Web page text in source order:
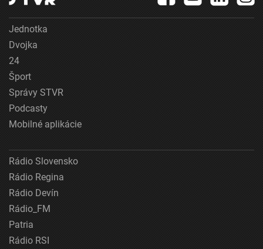
Jednotka
Dvojka
24
Šport
Správy STVR
Podcasty
Mobilné aplikácie
Rádio Slovensko
Rádio Regina
Rádio Devín
Rádio_FM
Patria
Rádio RSI